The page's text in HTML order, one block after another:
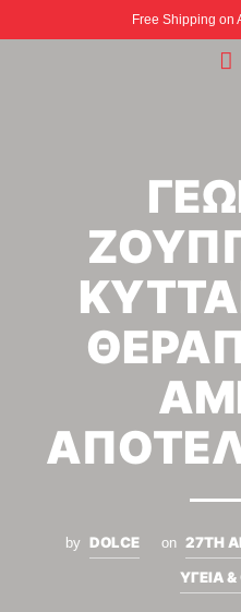
Free Shipping on
by DOLCE on 27TH
ΥΓΕΙΑ